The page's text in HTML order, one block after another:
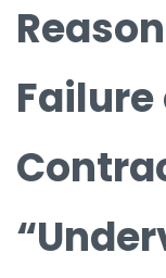
Failure